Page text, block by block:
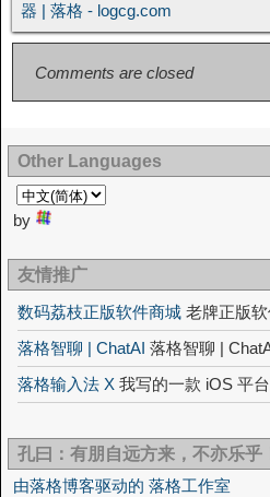
器 | 落格 - logcg.com
Comments are closed
Other Languages
by
友情推广
数码荔枝正版软件商城 老牌正版
落格智聊 | ChatAI 落格智聊 |
落格输入法 X 我写的一款 iOS 平
孔曰：有朋自远方来，不亦乐乎
由落格博客驱动的 落格工作室